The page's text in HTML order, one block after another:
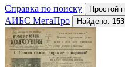
Справка по поиску
АИБС МегаПро
Найдено: 153